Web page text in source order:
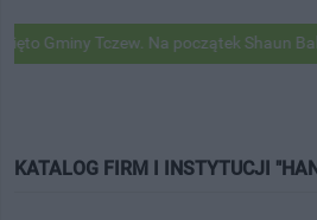
Tczew. Na początek Shaun Baker &
KATALOG FIRM I INSTYTUCJI